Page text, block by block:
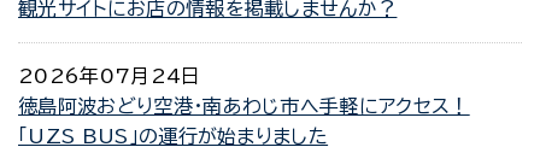
観光サイトにお店の情報を掲載しませんか？
2026年07月24日
徳島阿波おどり空港・南あわじ市へ手軽にアクセス！
「UZS BUS」の運行が始まりました